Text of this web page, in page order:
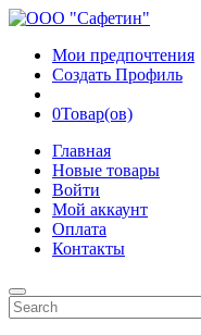
Мои предпочтения
Создать Профиль
0Товар(ов)
Главная
Новые товары
Войти
Мой аккаунт
Оплата
Контакты